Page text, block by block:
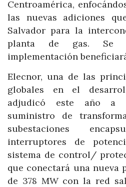
Centroamérica,
las nuevas adiciones
Salvador para la
planta de gas. Se
implementación
Elecnor, una de las
globales en el
adjudicó este año a
suministro de
subestaciones
interruptores de
sistema de control/
que conectará una nueva
de 378 MW con la red